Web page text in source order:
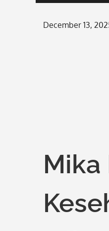
Posted
December 13,